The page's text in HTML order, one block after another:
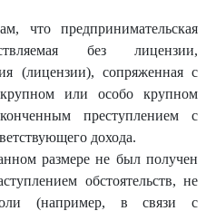
что предпринимательская
без лицензии,
(лицензии), сопряженная с
или особо крупном
преступлением с
дохода.
размере не был получен
обстоятельств, не
(например, в связи с